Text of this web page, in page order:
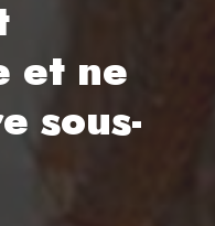
et ne
sous-